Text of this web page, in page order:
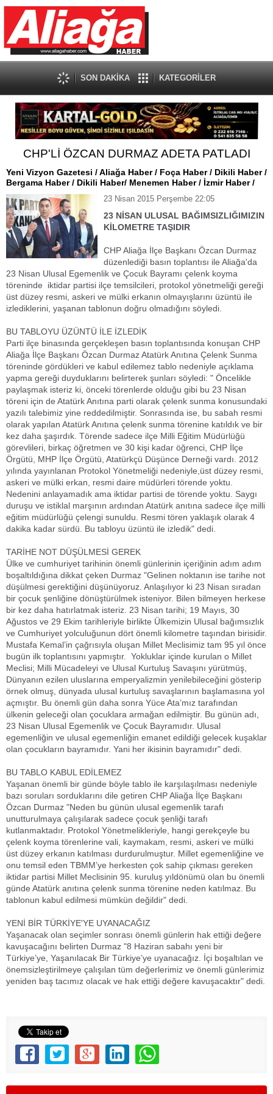
SON DAKİKA KATEGORİLER
CHP'Lİ ÖZCAN DURMAZ ADETA PATLADI
Yeni Vizyon Gazetesi / Aliağa Haber / Foça Haber / Dikili Haber /
Bergama Haber / Dikili Haber/ Menemen Haber / İzmir Haber /
23 Nisan 2015 Perşembe 22:05
23 NİSAN ULUSAL BAĞIMSIZLIĞIMIZIN
KİLOMETRE TAŞIDIR
CHP Aliağa İlçe Başkanı Özcan Durmaz
düzenlediği basın toplantısı ile Aliağa'da
23 Nisan Ulusal Egemenlik ve Çocuk Bayramı çelenk koyma
töreninde iktidar partisi ilçe temsilcileri, protokol yönetmeliği gereği
üst düzey resmi, askeri ve mülki erkanın olmayışlarını üzüntü ile
izlediklerini, yaşanan tablonun doğru olmadığını söyledi.
BU TABLOYU ÜZÜNTÜ İLE İZLEDİK
Parti ilçe binasında gerçekleşen basın toplantısında konuşan CHP
Aliağa İlçe Başkanı Özcan Durmaz Atatürk Anıtına Çelenk Sunma
töreninde gördükleri ve kabul edilemez tablo nedeniyle açıklama
yapma gereği duyduklarını belirterek şunları söyledi: " Öncelikle
paylaşmak isteriz ki, önceki törenlerde olduğu gibi bu 23 Nisan
töreni için de Atatürk Anıtına parti olarak çelenk sunma konusundaki
yazılı talebimiz yine reddedilmiştir. Sonrasında ise, bu sabah resmi
olarak yapılan Atatürk Anıtına çelenk sunma törenine katıldık ve bir
kez daha şaşırdık. Törende sadece ilçe Milli Eğitim Müdürlüğü
görevlileri, birkaç öğretmen ve 30 kişi kadar öğrenci, CHP İlçe
Örgütü, MHP İlçe Örgütü, Atatürkçü Düşünce Derneği vardı. 2012
yılında yayınlanan Protokol Yönetmeliği nedeniyle,üst düzey resmi,
askeri ve mülki erkan, resmi daire müdürleri törende yoktu.
Nedenini anlayamadık ama iktidar partisi de törende yoktu. Saygı
duruşu ve istiklal marşının ardından Atatürk anıtına sadece ilçe milli
eğitim müdürlüğü çelengi sunuldu. Resmi tören yaklaşık olarak 4
dakika kadar sürdü. Bu tabloyu üzüntü ile izledik" dedi.
TARİHE NOT DÜŞÜLMESİ GEREK
Ülke ve cumhuriyet tarihinin önemli günlerinin içeriğinin adım adım
boşaltıldığına dikkat çeken Durmaz "Gelinen noktanın ise tarihe not
düşülmesi gerektiğini düşünüyoruz. Anlaşılıyor ki 23 Nisan sıradan
bir çocuk şenliğine dönüştürülmek isteniyor. Bilen bilmeyen herkese
bir kez daha hatırlatmak isteriz. 23 Nisan tarihi; 19 Mayıs, 30
Ağustos ve 29 Ekim tarihleriyle birlikte Ülkemizin Ulusal bağımsızlık
ve Cumhuriyet yolculuğunun dört önemli kilometre taşından birisidir.
Mustafa Kemal’in çağrısıyla oluşan Millet Meclisimiz tam 95 yıl önce
bugün ilk toplantısını yapmıştır. Yokluklar içinde kurulan o Millet
Meclisi; Milli Mücadeleyi ve Ulusal Kurtuluş Savaşını yürütmüş,
Dünyanın ezilen uluslarına emperyalizmin yenilebileceğini gösterip
örnek olmuş, dünyada ulusal kurtuluş savaşlarının başlamasına yol
açmıştır. Bu önemli gün daha sonra Yüce Ata’mız tarafından
ülkenin geleceği olan çocuklara armağan edilmiştir. Bu günün adı,
23 Nisan Ulusal Egemenlik ve Çocuk Bayramıdır. Ulusal
egemenliğin ve ulusal egemenliğin emanet edildiği gelecek kuşaklar
olan çocukların bayramıdır. Yani her ikisinin bayramıdır" dedi.
BU TABLO KABUL EDİLEMEZ
Yaşanan önemli bir günde böyle tablo ile karşılaşılması nedeniyle
bazı soruları sorduklarını dile getiren CHP Aliağa İlçe Başkanı
Özcan Durmaz "Neden bu günün ulusal egemenlik tarafı
unutturulmaya çalışılarak sadece çocuk şenliği tarafı
kutlanmaktadır. Protokol Yönetmelikleriyle, hangi gerekçeyle bu
çelenk koyma törenlerine vali, kaymakam, resmi, askeri ve mülki
üst düzey erkanın katılması durdurulmuştur. Millet egemenliğine ve
onu temsil eden TBMM’ye herkesten çok sahip çıkması gereken
iktidar partisi Millet Meclisinin 95. kuruluş yıldönümü olan bu önemli
günde Atatürk anıtına çelenk sunma törenine neden katılmaz. Bu
tablonun kabul edilmesi mümkün değildir" dedi.
YENİ BİR TÜRKİYE'YE UYANACAĞIZ
Yaşanacak olan seçimler sonrası önemli günlerin hak ettiği değere
kavuşacağını belirten Durmaz "8 Haziran sabahı yeni bir
Türkiye’ye, Yaşanılacak Bir Türkiye’ye uyanacağız. İçi boşaltılan ve
önemsizleştirilmeye çalışılan tüm değerlerimiz ve önemli günlerimiz
yeniden baş tacımız olacak ve hak ettiği değere kavuşacaktır" dedi.